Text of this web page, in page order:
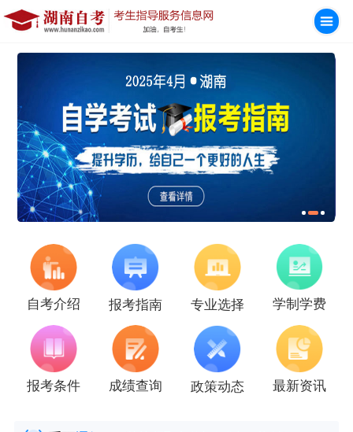
自考介绍 报考指南 专业选择 学制学费
报考条件 成绩查询 政策动态 最新资讯
2025年4月湖南自考课程安排及教材目录已